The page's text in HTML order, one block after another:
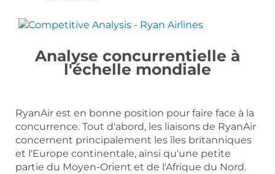
Analyse concurrentielle à
l'échelle mondiale
RyanAir est en bonne position pour faire face à la
concurrence. Tout d'abord, les liaisons de RyanAir
concernent principalement les îles britanniques
et l'Europe continentale, ainsi qu'une petite
partie du Moyen-Orient et de l'Afrique du Nord.